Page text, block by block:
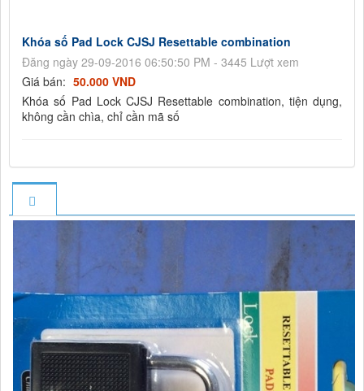
Khóa số Pad Lock CJSJ Resettable combination
Đăng ngày 29-09-2016 06:50:50 PM - 3445 Lượt xem
Giá bán: 50.000 VND
Khóa số Pad Lock CJSJ Resettable combination, tiện dụng,
không cần chìa, chỉ cần mã số